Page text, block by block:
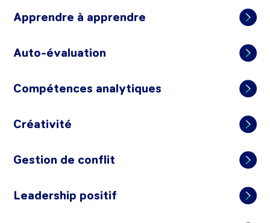
Apprendre à apprendre
Auto-évaluation
Compétences analytiques
Créativité
Gestion de conflit
Leadership positif